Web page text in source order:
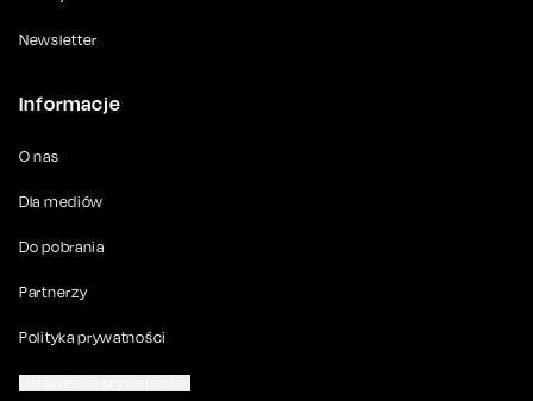
Newsletter
Informacje
O nas
Dla mediów
Do pobrania
Partnerzy
Polityka prywatności